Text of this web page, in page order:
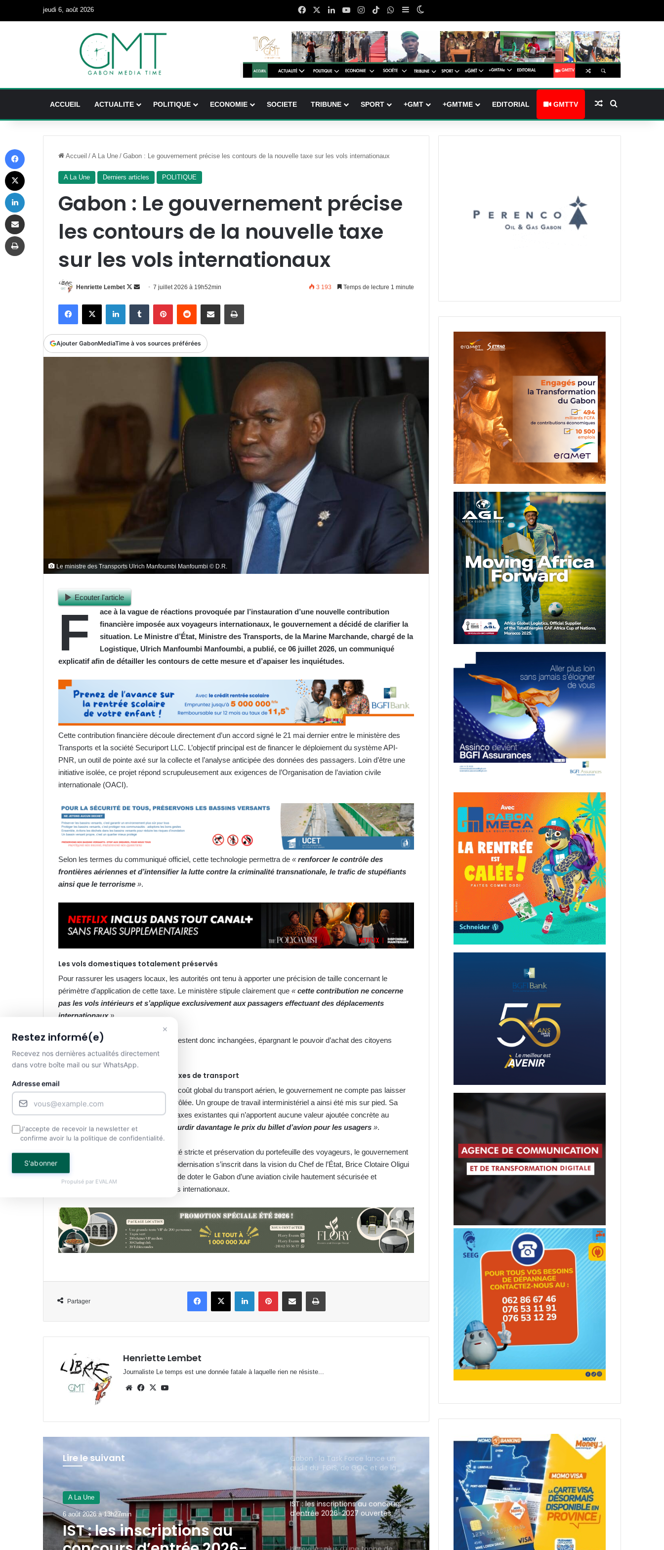
jeudi 6, août 2026 FacebookLinkedinYouTubeInstagram
TikTokWhatsApp
Sidebar (barre latérale)
ACCUEIL ACTUALITE POLITIQUE ECONOMIE SOCIETE TRIBUNE SPORT +GMT +GMTME EDITORIAL GMTTV Article Aléatoire
Accueil / A La Une / Gabon : Le gouvernement précise les contours de la nouvelle taxe sur les vols internationaux
A La Une Derniers articles POLITIQUE
Gabon : Le gouvernement précise
les contours de la nouvelle taxe
sur les vols internationaux
Henriette Lembet
Follow
Envoyer
courriel
7 juillet 2026 à 19h52min 3 193 Temps de lecture 1 minute
FacebookX LinkedinTumblr PinterestReddit Partager par email Imprimer
Ajouter GabonMediaTime à vos sources préférées
Le ministre des Transports Ulrich Manfoumbi Manfoumbi © D.R.
Ecouter l'article
F
ace à la vague de réactions provoquée par l’instauration d’une nouvelle contribution
financière imposée aux voyageurs internationaux, le gouvernement a décidé de clarifier la
situation. Le Ministre d’État, Ministre des Transports, de la Marine Marchande, chargé de la
Logistique, Ulrich Manfoumbi Manfoumbi, a publié, ce 06 juillet 2026, un communiqué
explicatif afin de détailler les contours de cette mesure et d’apaiser les inquiétudes.
Cette contribution financière découle directement d’un accord signé le 21 mai dernier entre le ministère des
Transports et la société Securiport LLC. L’objectif principal est de financer le déploiement du système API-
PNR, un outil de pointe axé sur la collecte et l’analyse anticipée des données des passagers. Loin d’être une
initiative isolée, ce projet répond scrupuleusement aux exigences de l’Organisation de l’aviation civile
internationale (OACI).
Selon les termes du communiqué officiel, cette technologie permettra de «renforcer le contrôle des
frontières aériennes et d’intensifier la lutte contre la criminalité transnationale, le trafic de stupéfiants
ainsi que le terrorisme ».
Les vols domestiques totalement préservés
Pour rassurer les usagers locaux, les autorités ont tenu à apporter une précision de taille concernant le
périmètre d’application de cette taxe. Le ministère stipule clairement que «cette contribution ne concerne
pas les vols intérieurs et s’applique exclusivement aux passagers effectuant des déplacements
internationaux »
Les liaisons interurbaines au Gabon restent donc inchangées, épargnant le pouvoir d’achat des citoyens
voyageant à l’intérieur des frontières.
Vers une révision générale des taxes de transport
Conscient de l’impact potentiel sur le coût global du transport aérien, le gouvernement ne compte pas laisser
les tarifs s’envoler de manière incontrôlée. Un groupe de travail interministériel a ainsi été mis sur pied. Sa
mission ? Identifier et supprimer les taxes existantes qui n’apportent aucune valeur ajoutée concrète au
secteur,«dans le but de ne pas alourdir davantage le prix du billet d’avion pour les usagers ».
À travers ce compromis entre sécurité stricte et préservation du portefeuille des voyageurs, le gouvernement
réaffirme sa feuille de route. Cette modernisation s’inscrit dans la vision du Chef de l’État, Brice Clotaire Oligui
Nguema, dont l’ambition ultime reste de doter le Gabon d’une aviation civile hautement sécurisée et
parfaitement alignée sur les standards internationaux.
Partager
FacebookX LinkedinPinterestPartager par email Imprimer
Henriette Lembet
Journaliste Le temps est une donnée fatale à laquelle rien ne résiste...
WebsiteFacebook
X
Lire le suivant
JUSTICE
6 août 2026 à 11h39min
Libreville : plus d’une tonne
infrastructures informatiques
Gabon : Hermann Immongault
échange avec la Fondation Prince
Albert II de Monaco sur son projet
semaine
Gabon : VAALCO Energy met en
Gabon : stages payants au CHUL,
une mesure légale ou une
audit du FGIS, de GOC et de la
IST : les inscriptions au concours
d’entrée 2026-2027 ouvertes
jusqu’au 31 août
Libreville : plus d’une tonne de
cannabis saisie
Gabon : 1 664 délégués élus lors des
×
Restez informé(e)
Recevez nos dernières actualités directement
dans votre boîte mail ou sur WhatsApp.
Adresse email
J'accepte de recevoir la newsletter et
confirme avoir lu la politique de confidentialité.
S'abonner
Propulsé par EVALAM